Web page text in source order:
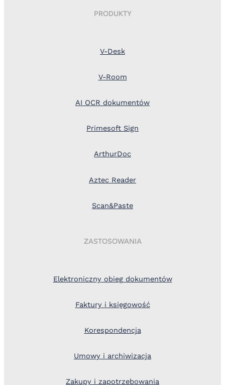
PRODUKTY
V-Desk
V-Room
AI OCR dokumentów
Primesoft Sign
ArthurDoc
Aztec Reader
Scan&Paste
ZASTOSOWANIA
Elektroniczny obieg dokumentów
Faktury i księgowość
Korespondencja
Umowy i archiwizacja
Zakupy i zapotrzebowania